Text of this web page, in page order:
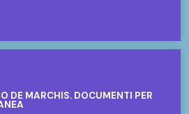
DE MARCHIS. DOCUMENTI PER